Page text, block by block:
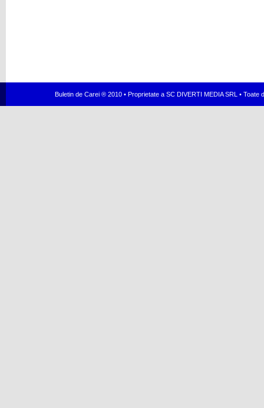
Buletin de Carei ® 2010 • Proprietate a SC DIVERTI MEDIA SRL •